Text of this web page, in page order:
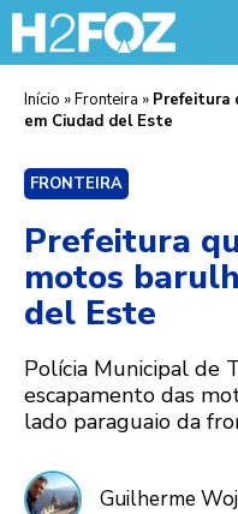
Início »Fronteira » Prefeitura
em Ciudad del Este
FRONTEIRA
Prefeitura
motos
del Este
Polícia Municipal de
escapamento das
lado paraguaio da
Guilherme